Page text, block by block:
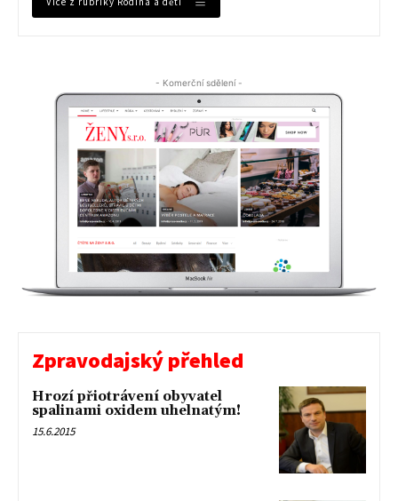
- Komerční sdělení -
Zpravodajský přehled
Hrozí přiotrávení obyvatel
spalinami oxidem uhelnatým!
15.6.2015